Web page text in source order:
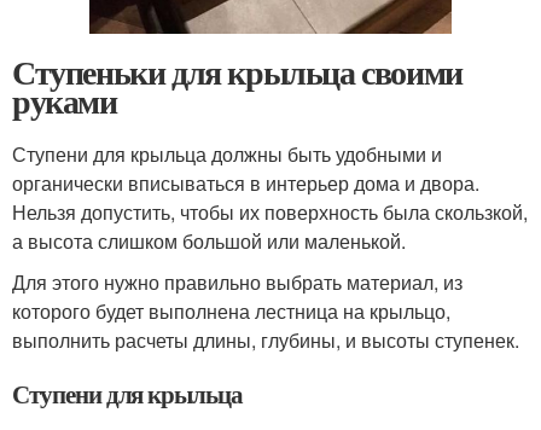
Ступеньки для крыльца своими
руками
Ступени для крыльца должны быть удобными и
органически вписываться в интерьер дома и двора.
Нельзя допустить, чтобы их поверхность была скользкой,
а высота слишком большой или маленькой.
Для этого нужно правильно выбрать материал, из
которого будет выполнена лестница на крыльцо,
выполнить расчеты длины, глубины, и высоты ступенек.
Ступени для крыльца